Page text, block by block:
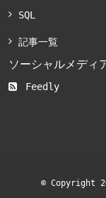
SQL
記事一覧
ソーシャルメディ
Feedly
© Copyright